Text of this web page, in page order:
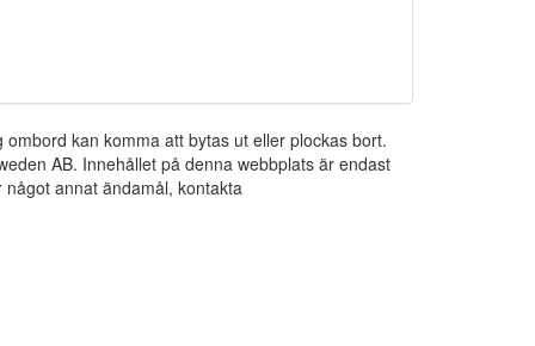
kan komma att bytas ut eller plockas bort.
AB. Innehållet på denna webbplats är endast
annat ändamål, kontakta